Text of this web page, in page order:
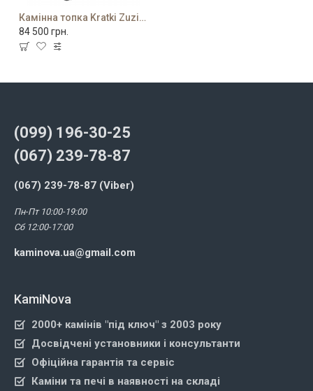
Камінна топка Kratki Zuzia 16/L/BS
84 500 грн.
(099) 196-30-25
(067) 239-78-87
(067) 239-78-87 (Viber)
Пн-Пт 10:00-19:00
Сб 12:00-17:00
kaminova.ua@gmail.com
KamiNova
2000+ камінів "під ключ" з 2003 року
Досвідчені установники і консультанти
Офіційна гарантія та сервіс
Каміни та печі в наявності на складі